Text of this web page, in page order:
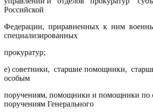
Российской
Федерации, приравненных к ним
специализированных
прокуратур;
е) советники, старшие помощники,
особым
поручениям, помощники и помощники по
поручениям Генерального